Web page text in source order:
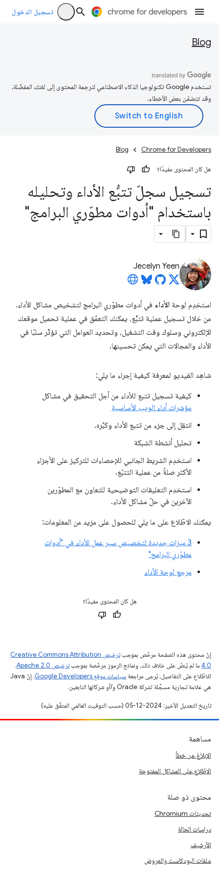
تسجيل الدخول
Blog
تستخدم Google تكنولوجيا الذكاء الاصطناعي لترجمة المحتوى إلى لغتك المفضّلة،
وقد تتضمّن بعض الأخطاء.
Chrome for Developers
Blog
هل كان المحتوى مفيدًا؟
تسجيل سجلّ تتبُّع الأداء وتحليله
باستخدام "أدوات مطوّري البرامج"
Jecelyn Yeen
استخدِم لوحة الأداء في أدوات مطوّري البرامج لتشخيص مشاكل الأداء.
من خلال تسجيل عملية تتبُّع، يمكنك التعمّق في عملية تحميل موقعك
الإلكتروني وسلوك وقت التشغيل، وتحديد العوامل التي تؤثّر سلبًا في
الأداء والمجالات التي يمكن تحسينها.
شاهِد الفيديو لمعرفة كيفية إجراء ما يلي:
كيفية تسجيل تتبع للأداء من أجل التحقيق في مشاكل
مؤشرات أداء الويب الأساسية
انتقِل إلى جزء من تتبع الأداء وكبِّره.
تحليل أنشطة الشبكة
استخدِم الشريط الجانبي للإحصاءات للتركيز على الأجزاء
الأكثر صلةً من عملية التتبّع.
استخدِم التعليقات التوضيحية للتعاون مع المطوّرين
الآخرين في حلّ مشاكل الأداء.
يمكنك الاطّلاع على ما يلي للحصول على مزيد من المعلومات:
3 ميزات جديدة لتخصيص سير عمل الأداء في "أدوات
مطوّري البرامج"
مرجع لوحة الأداء
هل كان المحتوى مفيدًا؟
إنّ محتوى هذه الصفحة مرخّص بموجب
ترخيص Creative Commons Attribution
4.0‏ ما لم يُنصّ على خلاف ذلك، ونماذج الرموز مرخّصة بموجبترخيص Apache 2.0‏
.
للاطّلاع على التفاصيل، يُرجى مراجعة سياسات موقع Google Developers‏
. إنّ Java
هي علامة تجارية مسجَّلة لشركة Oracle و/أو شركائها التابعين.
تاريخ التعديل الأخير: 2024-12-05 (حسب التوقيت العالمي المتفَّق عليه)
مساهمة
الإبلاغ عن خطأ
الاطّلاع على المشاكل المفتوحة
محتوى ذو صلة
تحديثات Chromium
دراسات الحالة
الأرشيف
ملفات البودكاست والعروض